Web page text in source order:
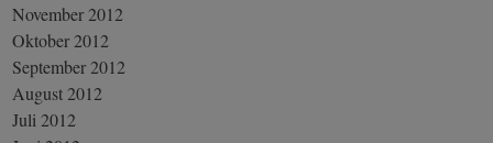
November 2012
Oktober 2012
September 2012
August 2012
Juli 2012